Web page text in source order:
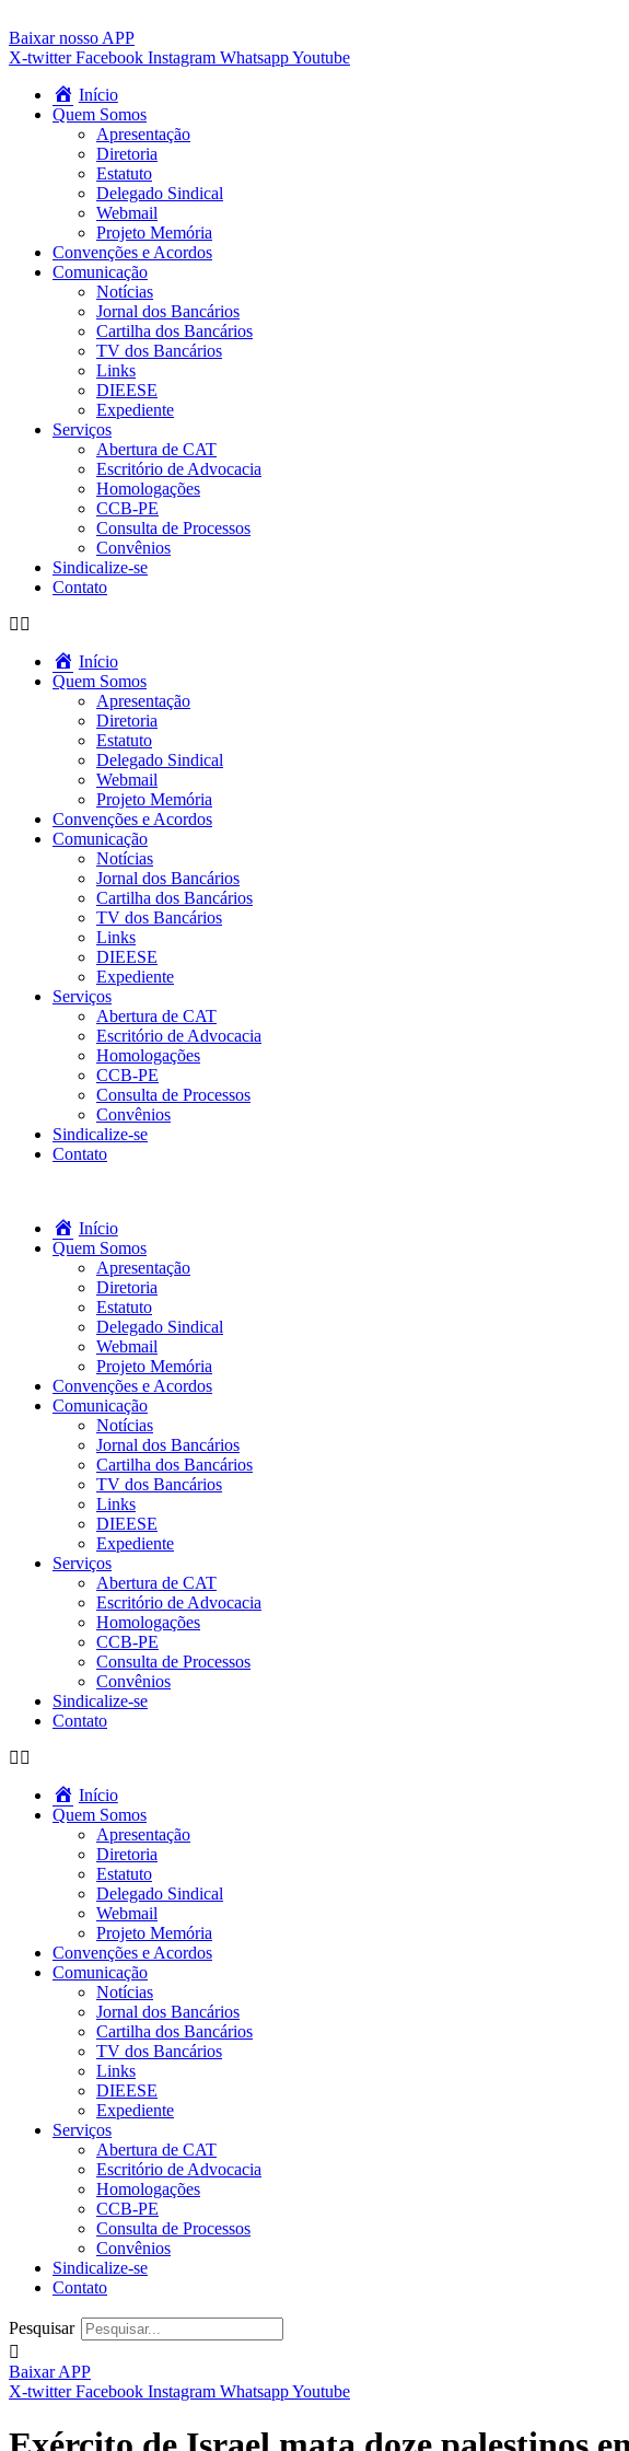
para
o
Baixar nosso APP
X-twitter Facebook Instagram WhatsappYoutube
Início
Quem Somos
Apresentação
Diretoria
Estatuto
Delegado Sindical
Webmail
Projeto Memória
Convenções e Acordos
Comunicação
Notícias
Jornal dos Bancários
Cartilha dos Bancários
TV dos Bancários
Links
DIEESE
Expediente
Serviços
Abertura de CAT
Escritório de Advocacia
Homologações
CCB-PE
Consulta de Processos
Convênios
Sindicalize-se
Contato
Início
Quem Somos
Apresentação
Diretoria
Estatuto
Delegado Sindical
Webmail
Projeto Memória
Convenções e Acordos
Comunicação
Notícias
Jornal dos Bancários
Cartilha dos Bancários
TV dos Bancários
Links
DIEESE
Expediente
Serviços
Abertura de CAT
Escritório de Advocacia
Homologações
CCB-PE
Consulta de Processos
Convênios
Sindicalize-se
Contato
Início
Quem Somos
Apresentação
Diretoria
Estatuto
Delegado Sindical
Webmail
Projeto Memória
Convenções e Acordos
Comunicação
Notícias
Jornal dos Bancários
Cartilha dos Bancários
TV dos Bancários
Links
DIEESE
Expediente
Serviços
Abertura de CAT
Escritório de Advocacia
Homologações
CCB-PE
Consulta de Processos
Convênios
Sindicalize-se
Contato
Início
Quem Somos
Apresentação
Diretoria
Estatuto
Delegado Sindical
Webmail
Projeto Memória
Convenções e Acordos
Comunicação
Notícias
Jornal dos Bancários
Cartilha dos Bancários
TV dos Bancários
Links
DIEESE
Expediente
Serviços
Abertura de CAT
Escritório de Advocacia
Homologações
CCB-PE
Consulta de Processos
Convênios
Sindicalize-se
Contato
Pesquisar
Baixar APP
X-twitter Facebook Instagram WhatsappYoutube